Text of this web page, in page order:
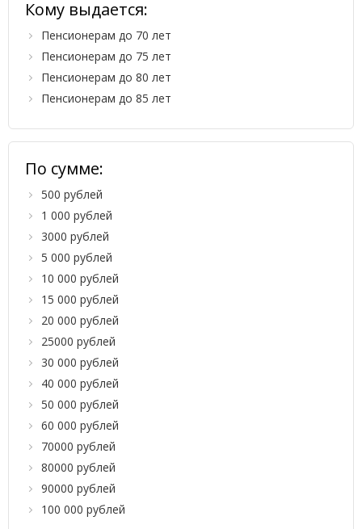
Кому выдается:
Пенсионерам до 70 лет
Пенсионерам до 75 лет
Пенсионерам до 80 лет
Пенсионерам до 85 лет
По сумме:
500 рублей
1 000 рублей
3000 рублей
5 000 рублей
10 000 рублей
15 000 рублей
20 000 рублей
25000 рублей
30 000 рублей
40 000 рублей
50 000 рублей
60 000 рублей
70000 рублей
80000 рублей
90000 рублей
100 000 рублей